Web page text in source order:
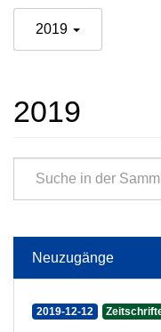
2019
2019
Neuzugänge
2019-12-12